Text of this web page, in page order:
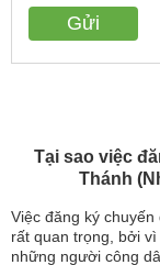
Tại sao việc
Thánh
Việc đăng ký
rất quan trọng, bởi
những người công